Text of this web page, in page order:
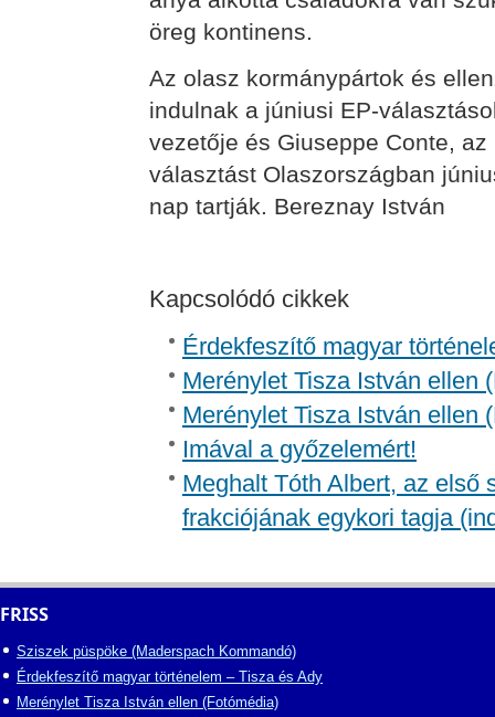
öreg kontinens.
Az olasz kormánypártok és
indulnak a júniusi EP-
vezetője és Giuseppe Conte,
választást Olaszországban
nap tartják. Bereznay István
Kapcsolódó cikkek
Érdekfeszítő magyar
Merénylet Tisza István ellen
Merénylet Tisza István ellen
Imával a győzelemért!
Meghalt Tóth Albert, az első
frakciójának egykori tagja
FRISS
Sziszek püspöke (Maderspach Kommandó)
Érdekfeszítő magyar történelem – Tisza és Ady
Merénylet Tisza István ellen (Fotómédia)